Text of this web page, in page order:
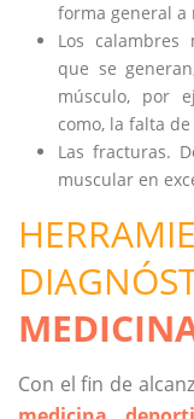
forma general a
Los calambres
que se
músculo, por
como, la falta
Las fracturas.
muscular en
Con el fin de